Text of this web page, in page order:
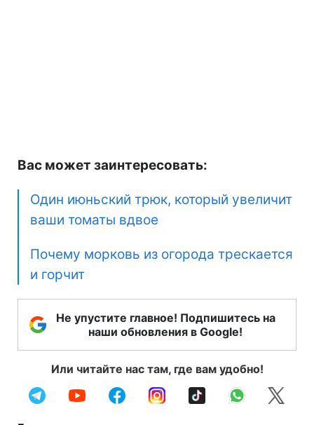
Вас может заинтересовать:
Один июньский трюк, который увеличит
ваши томаты вдвое
Почему морковь из огорода трескается
и горчит
Не упустите главное! Подпишитесь на
наши обновления в Google!
Или читайте нас там, где вам удобно!